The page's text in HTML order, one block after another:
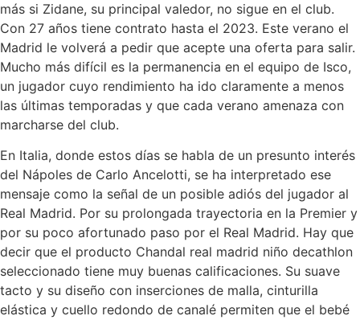
más si Zidane, su principal valedor, no sigue en el club.
Con 27 años tiene contrato hasta el 2023. Este verano el
Madrid le volverá a pedir que acepte una oferta para salir.
Mucho más difícil es la permanencia en el equipo de Isco,
un jugador cuyo rendimiento ha ido claramente a menos
las últimas temporadas y que cada verano amenaza con
marcharse del club.
En Italia, donde estos días se habla de un presunto interés
del Nápoles de Carlo Ancelotti, se ha interpretado ese
mensaje como la señal de un posible adiós del jugador al
Real Madrid. Por su prolongada trayectoria en la Premier y
por su poco afortunado paso por el Real Madrid. Hay que
decir que el producto Chandal real madrid niño decathlon
seleccionado tiene muy buenas calificaciones. Su suave
tacto y su diseño con inserciones de malla, cinturilla
elástica y cuello redondo de canalé permiten que el bebé